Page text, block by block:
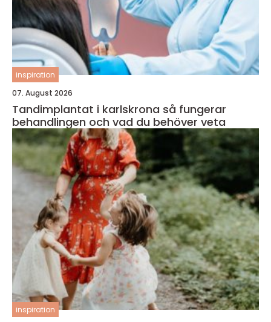
inspiration
07. August 2026
Tandimplantat i karlskrona så fungerar
behandlingen och vad du behöver veta
inspiration